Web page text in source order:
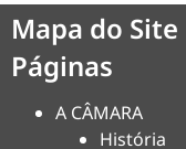
Mapa do Site
Páginas
A CÂMARA
História